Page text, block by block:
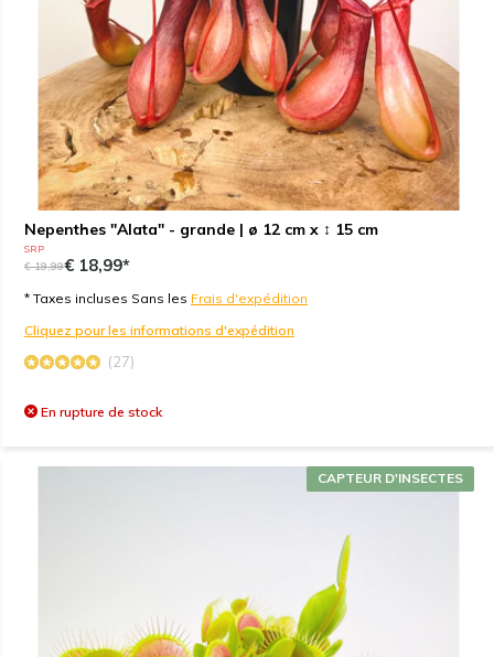
Nepenthes "Alata" - grande | ø 12 cm x ↕ 15 cm
SRP
€ 19,99€ 18,99*
* Taxes incluses Sans les Frais d'expédition
Cliquez pour les informations d'expédition
(27)
En rupture de stock
CAPTEUR D'INSECTES